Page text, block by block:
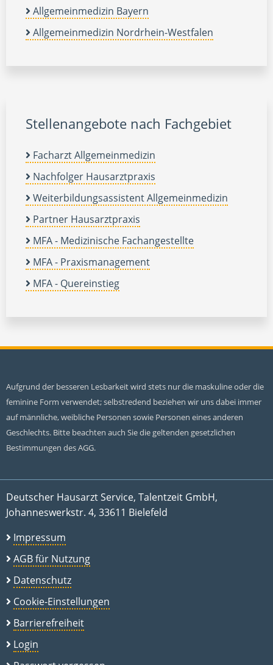
Allgemeinmedizin Bayern
Allgemeinmedizin Nordrhein-Westfalen
Stellenangebote nach Fachgebiet
Facharzt Allgemeinmedizin
Nachfolger Hausarztpraxis
Weiterbildungsassistent Allgemeinmedizin
Partner Hausarztpraxis
MFA - Medizinische Fachangestellte
MFA - Praxismanagement
MFA - Quereinstieg
Aufgrund der besseren Lesbarkeit wird stets nur die maskuline oder die
feminine Form verwendet; selbstredend beziehen wir uns dabei immer
auf männliche, weibliche Personen sowie Personen eines anderen
Geschlechts. Bitte beachten auch Sie die geltenden gesetzlichen
Bestimmungen des AGG.
Deutscher Hausarzt Service, Talentzeit GmbH,
Johanneswerkstr. 4, 33611 Bielefeld
Impressum
AGB für Nutzung
Datenschutz
Cookie-Einstellungen
Barrierefreiheit
Login